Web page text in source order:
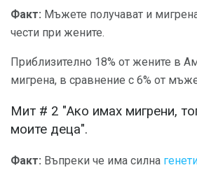
Факт: Мъжете получават и
чести при жените.
Приблизително 18% от жените в
мигрена, в сравнение с 6% от
Мит # 2 "Ако имах мигрени,
моите деца".
Факт: Въпреки че има силна